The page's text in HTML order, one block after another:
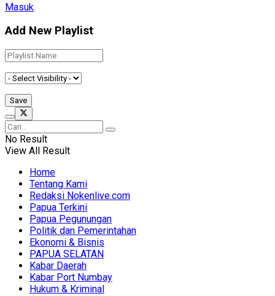
Masuk
Add New Playlist
No Result
View All Result
Home
Tentang Kami
Redaksi Nokenlive.com
Papua Terkini
Papua Pegunungan
Politik dan Pemerintahan
Ekonomi & Bisnis
PAPUA SELATAN
Kabar Daerah
Kabar Port Numbay
Hukum & Kriminal